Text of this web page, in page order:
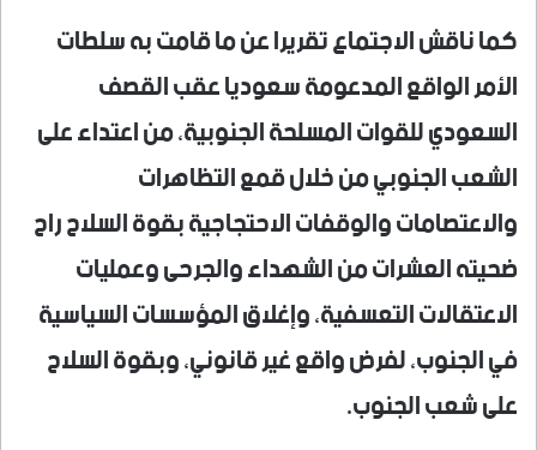
كما ناقش الاجتماع تقريرا عن ما قامت به سلطات
الأمر الواقع المدعومة سعوديا عقب القصف
السعودي للقوات المسلحة الجنوبية، من اعتداء على
الشعب الجنوبي من خلال قمع التظاهرات
والاعتصامات والوقفات الاحتجاجية بقوة السلاح راح
ضحيته العشرات من الشهداء والجرحى وعمليات
الاعتقالات التعسفية، وإغلاق المؤسسات السياسية
في الجنوب، لفرض واقع غير قانوني، وبقوة السلاح
على شعب الجنوب.